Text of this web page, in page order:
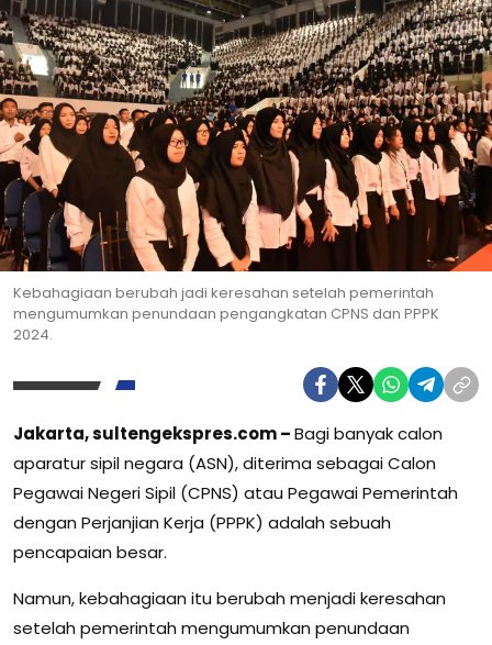
Kebahagiaan berubah jadi keresahan setelah pemerintah
mengumumkan penundaan pengangkatan CPNS dan PPPK
2024.
Jakarta, sultengekspres.com –Bagi banyak calon
aparatur sipil negara (ASN), diterima sebagai Calon
Pegawai Negeri Sipil (CPNS) atau Pegawai Pemerintah
dengan Perjanjian Kerja (PPPK) adalah sebuah
pencapaian besar.
Namun, kebahagiaan itu berubah menjadi keresahan
setelah pemerintah mengumumkan penundaan